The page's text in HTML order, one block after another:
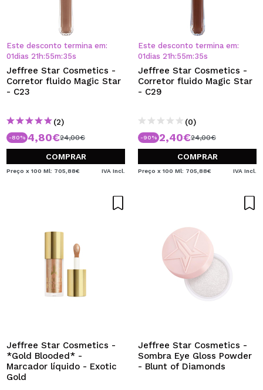
Este desconto termina em:
01dias 21 h:55m:34s
Jeffree Star Cosmetics -
Corretor fluido Magic Star
- C23
(2)
-80% 4,80€24,00€
COMPRAR
Preço x 100 Ml: 705,88€ IVA Incl.
Este desconto termina em:
01dias 21 h:55m:34s
Jeffree Star Cosmetics -
Corretor fluido Magic Star
- C29
(0)
-90% 2,40€24,00€
COMPRAR
Preço x 100 Ml: 705,88€ IVA Incl.
Jeffree Star Cosmetics -
*Gold Blooded* -
Marcador líquido - Exotic
Gold
Jeffree Star Cosmetics -
Sombra Eye Gloss Powder
- Blunt of Diamonds